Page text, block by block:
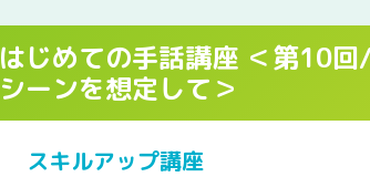
はじめての手話講座 ＜第10
シーンを想定して＞
スキルアップ講座